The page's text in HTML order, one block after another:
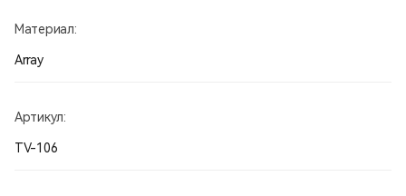
Материал:
Array
Артикул:
TV-106